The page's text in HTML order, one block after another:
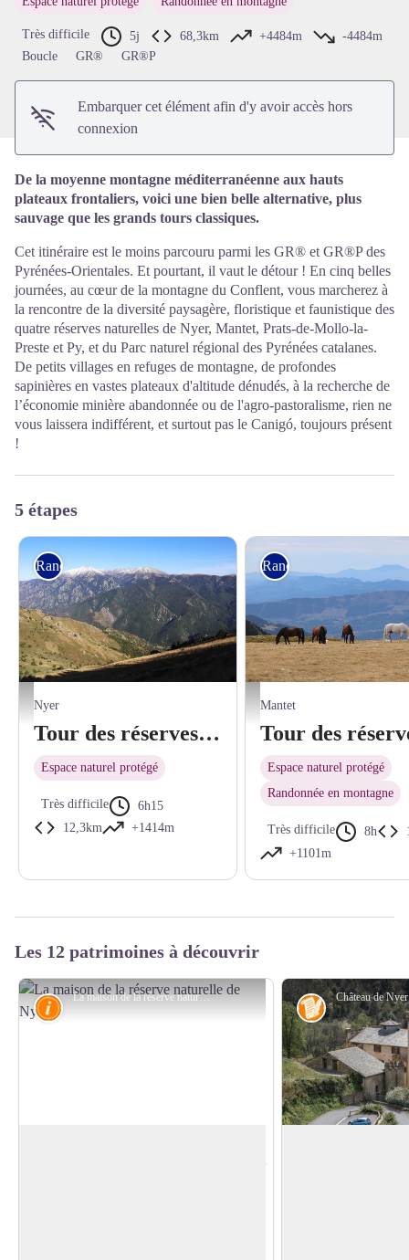
Voir l'image en plein écran
Très difficile 5j 68,3km +4484m
-4484m
Boucle
GR® GR®P
Embarquer cet élément afin d'y avoir accès hors
connexion
De la moyenne montagne méditerranéenne aux hauts
plateaux frontaliers, voici une bien belle alternative, plus
sauvage que les grands tours classiques.
Cet itinéraire est le moins parcouru parmi les GR® et GR®P des
Pyrénées-Orientales. Et pourtant, il vaut le détour ! En cinq belles
journées, au cœur de la montagne du Conflent, vous marcherez à
la rencontre de la diversité paysagère, floristique et faunistique des
quatre réserves naturelles de Nyer, Mantet, Prats-de-Mollo-la-
Preste et Py, et du Parc naturel régional des Pyrénées catalanes.
De petits villages en refuges de montagne, de profondes
sapinières en vastes plateaux d'altitude dénudés, à la recherche de
l’économie minière abandonnée ou de l'agro-pastoralisme, rien ne
vous laissera indifférent, et surtout pas le Canigó, toujours présent
!
5 étapes
© Jean-Denis Achard
Rando itinérante
Nyer
Tour des réserves naturelles, de Nyer à Mantet
Espace naturel protégé
Très difficile
6h15
12,3km
+1414m
© Jean-Denis Achard
Rando itinérante
Mantet
Espace naturel protégé
Randonnée en montagne
Très difficile 8h
+1101m
Les 12 patrimoines à découvrir
La maison de la réserve naturelle de Nyer - © Caroline Sentenac - CD66
Connaissance Histoire